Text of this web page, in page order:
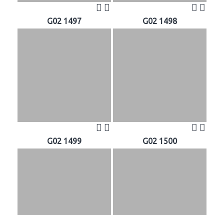
G02 1497 G02 1498
G02 1499 G02 1500